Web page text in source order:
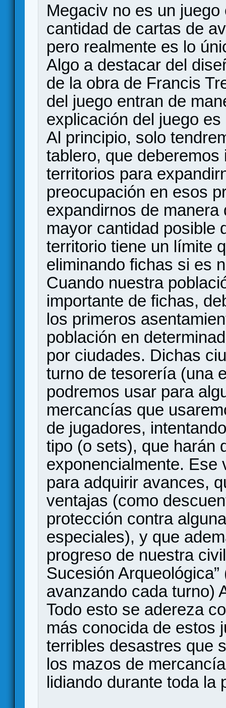
Megaciv no es un
cantidad de cartas de
pero realmente es lo
Algo a destacar del
de la obra de Francis
del juego entran de
explicación del juego
Al principio, solo
tablero, que
territorios para
preocupación en esos
expandirnos de
mayor cantidad posible
territorio tiene un límite
eliminando fichas si es
Cuando nuestra
importante de fichas,
los primeros
población en
por ciudades. Dichas
turno de tesorería (una
podremos usar para
mercancías que
de jugadores,
tipo (o sets), que harán
exponencialmente. Ese
para adquirir avances,
ventajas (como
protección contra
especiales), y que
progreso de nuestra
Sucesión
avanzando cada turno)
Todo esto se adereza
más conocida de estos
terribles desastres que
los mazos de
lidiando durante toda la